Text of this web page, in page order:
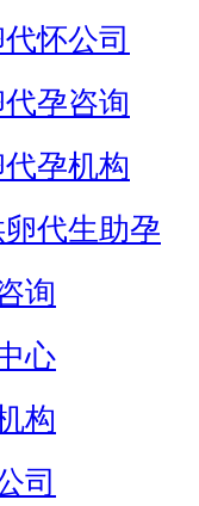
怀公司
孕咨询
孕机构
代生助孕
询
心
构
司